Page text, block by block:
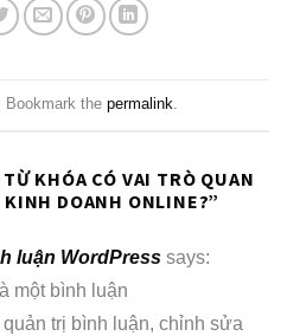
Bookmark the permalink.
TỪ KHÓA CÓ VAI TRÒ QUAN
DOANH ONLINE?”
luận WordPress says:
một bình luận
trị bình luận, chỉnh sửa